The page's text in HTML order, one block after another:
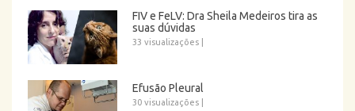
FIV e FeLV: Dra Sheila Medeiros tira as
suas dúvidas
33 visualizações
Efusão Pleural
30 visualizações